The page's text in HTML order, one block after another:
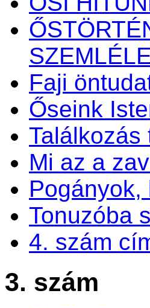
Faji
Őseink
Találkozás
Mi az a
Tonuzóba
4. szám
3. szám